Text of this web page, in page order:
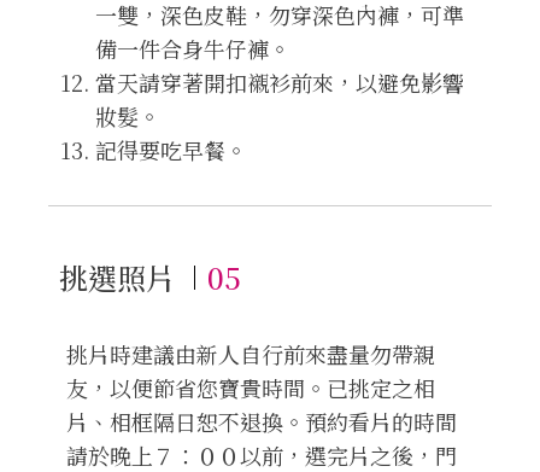
一雙，深色皮鞋，勿穿深色內褲，可準
備一件合身牛仔褲。
當天請穿著開扣襯衫前來，以避免影響
妝髮。
記得要吃早餐。
挑選照片 05
挑片時建議由新人自行前來盡量勿帶親
友，以便節省您寶貴時間。已挑定之相
片、相框隔日恕不退換。預約看片的時間
請於晚上７：００以前，選完片之後，門